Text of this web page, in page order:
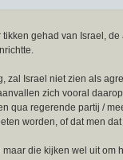
gehad van Israel,
zal Israel niet zien als
zich vooral
qua regerende partij /
worden, of dat men
die kijken wel uit om